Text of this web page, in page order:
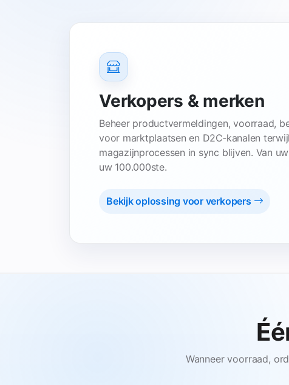
Verkopers & merken
Beheer productvermeldingen, voorraad,
voor marktplaatsen en D2C‑kanalen
magazijnprocessen in sync blijven. Van
uw 100.000ste.
Bekijk oplossing voor verkopers
Wanneer voorraad,